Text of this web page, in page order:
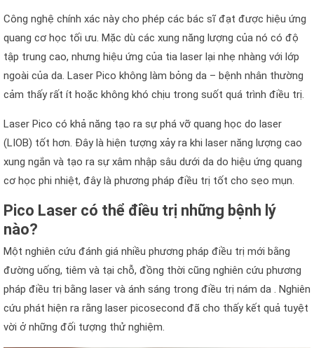
Công nghệ chính xác này cho phép các bác sĩ đạt được hiệu ứng
quang cơ học tối ưu. Mặc dù các xung năng lượng của nó có độ
tập trung cao, nhưng hiệu ứng của tia laser lại nhẹ nhàng với lớp
ngoài của da. Laser Pico không làm bỏng da – bệnh nhân thường
cảm thấy rất ít hoặc không khó chịu trong suốt quá trình điều trị.
Laser Pico có khả năng tạo ra sự phá vỡ quang học do laser
(LIOB) tốt hơn. Đây là hiện tượng xảy ra khi laser năng lượng cao
xung ngắn và tạo ra sự xâm nhập sâu dưới da do hiệu ứng quang
cơ học phi nhiệt, đây là phương pháp điều trị tốt cho sẹo mụn.
Pico Laser có thể điều trị những bệnh lý
nào?
Một nghiên cứu đánh giá nhiều phương pháp điều trị mới bằng
đường uống, tiêm và tại chỗ, đồng thời cũng nghiên cứu phương
pháp điều trị bằng laser và ánh sáng trong điều trị nám da . Nghiên
cứu phát hiện ra rằng laser picosecond đã cho thấy kết quả tuyệt
vời ở những đối tượng thử nghiệm.